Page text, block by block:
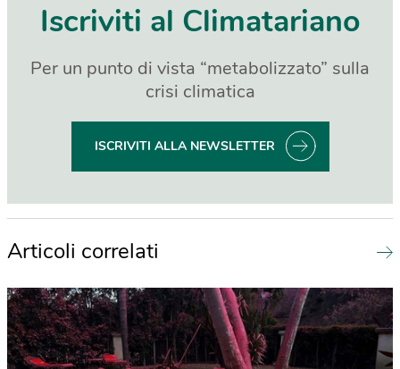
Iscriviti al Climatariano
Per un punto di vista “metabolizzato” sulla
crisi climatica
ISCRIVITI ALLA NEWSLETTER
Articoli correlati